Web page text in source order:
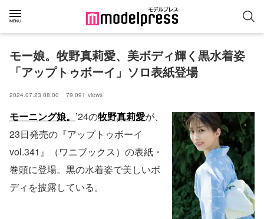
モー娘。牧野真莉愛、美ボディ輝く黒水着姿
「アップトゥボーイ」ソロ表紙登場
2024.07.23 08:00 79,091 views
モーニング娘。 ’24の牧野真莉愛が、
23日発売の『アップトゥボーイ
vol.341』（ワニブックス）の表紙・
巻頭に登場。黒の水着姿で美しいボ
ディを披露している。